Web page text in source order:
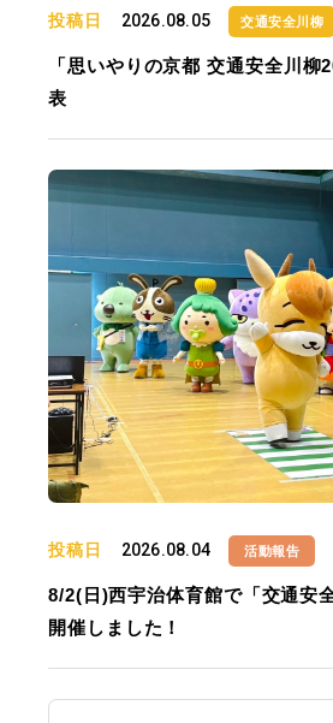
投稿日 2026.08.05 交通安全川柳
「思いやりの京都 交通安全川柳
表
投稿日 2026.08.04 活動報告
8/2(日)西宇治体育館で「交通安
開催しました！